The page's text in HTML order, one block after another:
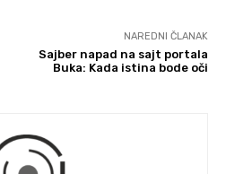
NAREDNI ČLANAK
Sajber napad na sajt portala
Buka: Kada istina bode oči